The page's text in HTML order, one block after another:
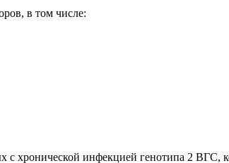
в том числе:
хронической инфекцией генотипа 2 ВГС,